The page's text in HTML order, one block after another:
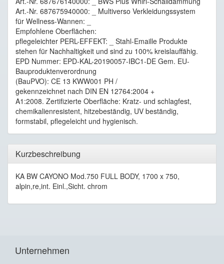
Art.-Nr. 687675940000: _ Multiverso Verkleidungssystem
für Wellness-Wannen: _
Empfohlene Oberflächen:
pflegeleichter PERL-EFFEKT: _ Stahl-Emaille Produkte
stehen für Nachhaltigkeit und sind zu 100% kreislauffähig.
EPD Nummer: EPD-KAL-20190057-IBC1-DE Gem. EU-
Bauproduktenverordnung
(BauPVO): CE 13 KWW001 PH /
gekennzeichnet nach DIN EN 12764:2004 +
A1:2008. Zertifizierte Oberfläche: Kratz- und schlagfest,
chemikalienresistent, hitzebeständig, UV beständig,
formstabil, pflegeleicht und hygienisch.
Kurzbeschreibung
KA BW CAYONO Mod.750 FULL BODY, 1700 x 750,
alpin,re,int. Einl.,Sicht. chrom
Unternehmen